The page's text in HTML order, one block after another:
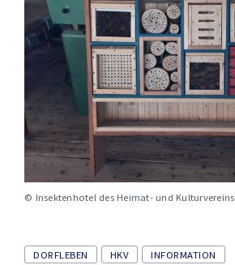
© Insektenhotel des Heimat- und Kulturvereins
Tags
DORFLEBEN HKV INFORMATION